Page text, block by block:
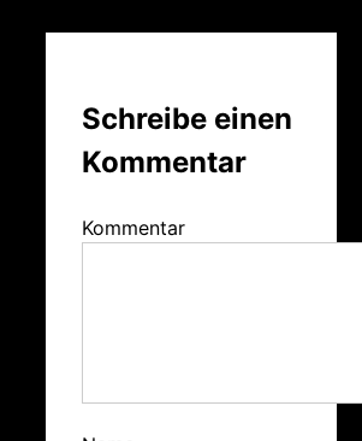
Schreibe einen
Kommentar
Kommentar